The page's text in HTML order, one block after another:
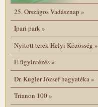
25. Országos Vadásznap »
Ipari park»
Nyitott terek Helyi Közösség »
E-ügyintézés»
Dr. Kugler József hagyatéka»
Trianon 100»